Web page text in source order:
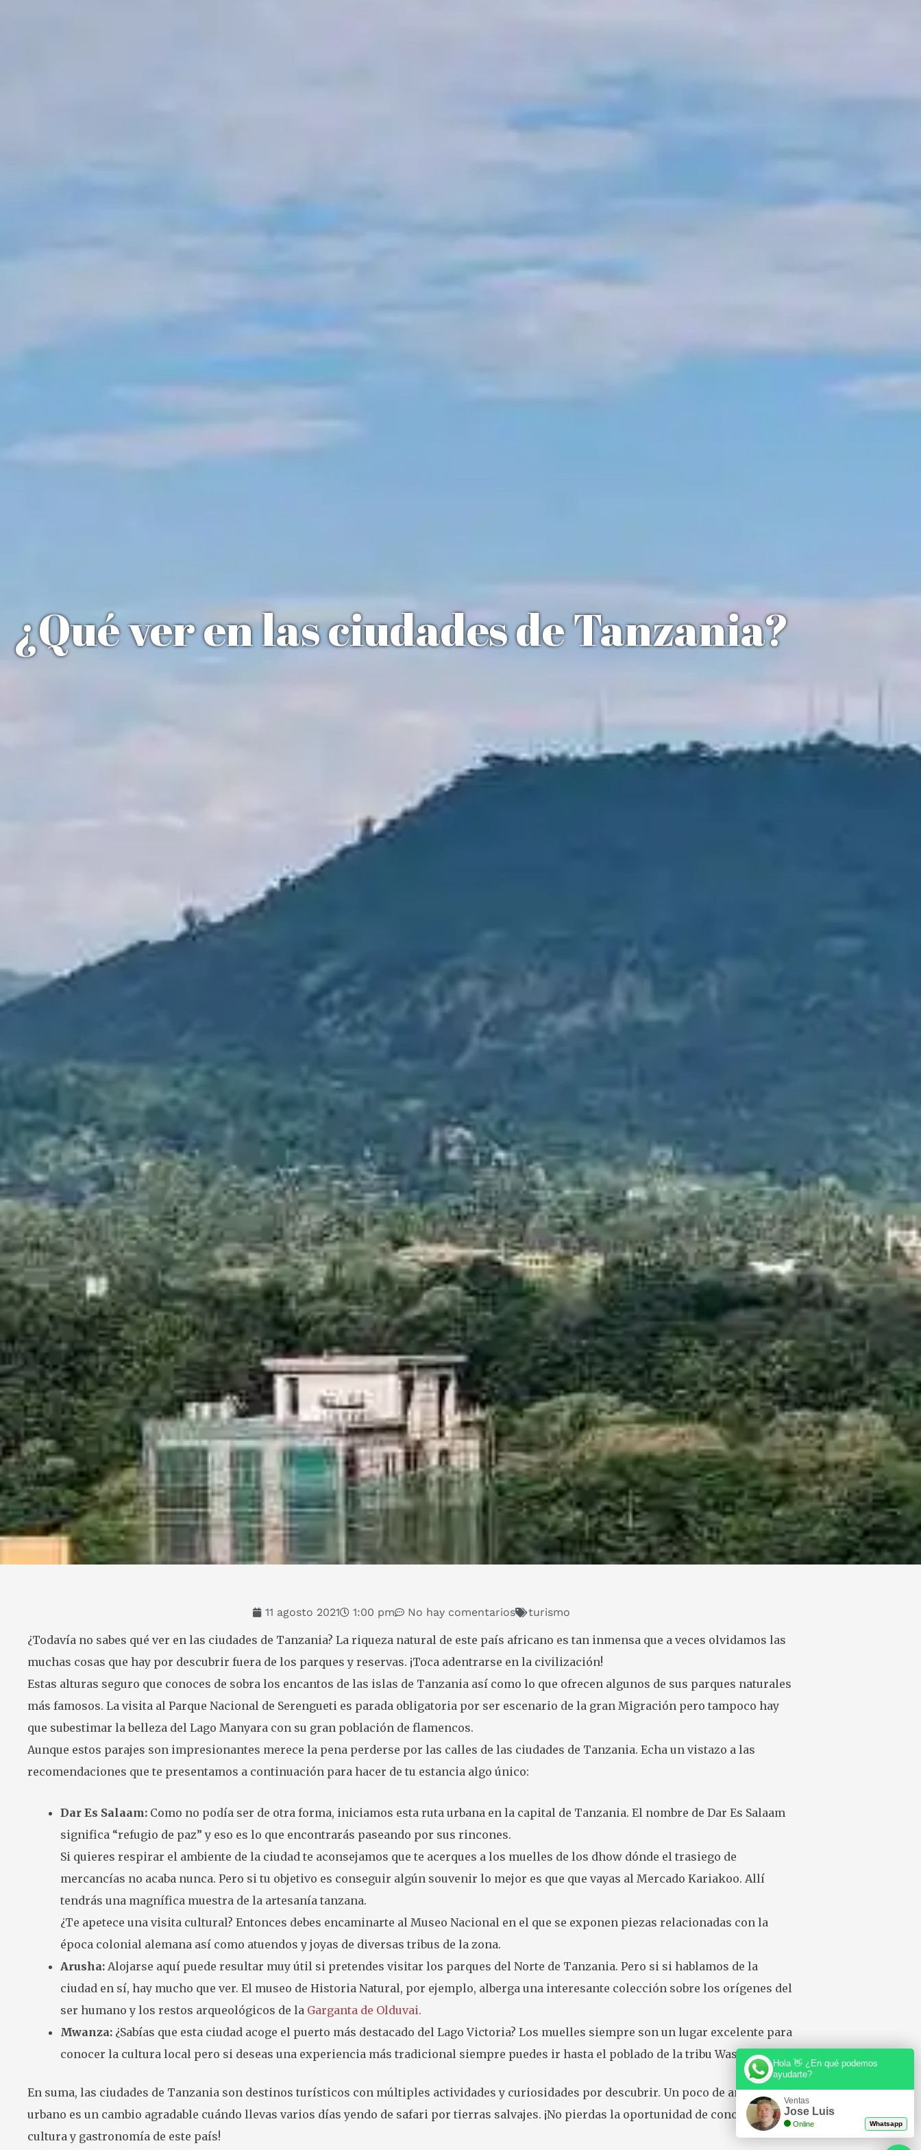
¿Qué ver en las ciudades de Tanzania?
11 agosto 2021 1:00 pm No hay comentarios turismo
¿Todavía no sabes qué ver en las ciudades de Tanzania? La riqueza natural de este país africano es tan inmensa que a veces olvidamos las
muchas cosas que hay por descubrir fuera de los parques y reservas. ¡Toca adentrarse en la civilización!
Estas alturas seguro que conoces de sobra los encantos de las islas de Tanzania así como lo que ofrecen algunos de sus parques naturales
más famosos. La visita al Parque Nacional de Serengueti es parada obligatoria por ser escenario de la gran Migración pero tampoco hay
que subestimar la belleza del Lago Manyara con su gran población de flamencos.
Aunque estos parajes son impresionantes merece la pena perderse por las calles de las ciudades de Tanzania. Echa un vistazo a las
recomendaciones que te presentamos a continuación para hacer de tu estancia algo único:
Dar Es Salaam: Como no podía ser de otra forma, iniciamos esta ruta urbana en la capital de Tanzania. El nombre de Dar Es Salaam
significa “refugio de paz” y eso es lo que encontrarás paseando por sus rincones.
Si quieres respirar el ambiente de la ciudad te aconsejamos que te acerques a los muelles de los dhow dónde el trasiego de
mercancías no acaba nunca. Pero si tu objetivo es conseguir algún souvenir lo mejor es que que vayas al Mercado Kariakoo. Allí
tendrás una magnífica muestra de la artesanía tanzana.
¿Te apetece una visita cultural? Entonces debes encaminarte al Museo Nacional en el que se exponen piezas relacionadas con la
época colonial alemana así como atuendos y joyas de diversas tribus de la zona.
Arusha: Alojarse aquí puede resultar muy útil si pretendes visitar los parques del Norte de Tanzania. Pero si si hablamos de la
ciudad en sí, hay mucho que ver. El museo de Historia Natural, por ejemplo, alberga una interesante colección sobre los orígenes del
ser humano y los restos arqueológicos de la Garganta de Olduvai.
Mwanza: ¿Sabías que esta ciudad acoge el puerto más destacado del Lago Victoria? Los muelles siempre son un lugar excelente para
conocer la cultura local pero si deseas una experiencia más tradicional siempre puedes ir hasta el poblado de la tribu Wasukuma.
En suma, las ciudades de Tanzania son destinos turísticos con múltiples actividades y curiosidades por descubrir. Un poco de ambiente
urbano es un cambio agradable cuándo llevas varios días yendo de safari por tierras salvajes. ¡No pierdas la oportunidad de conocer la
cultura y gastronomía de este país!
Hola 👋 ¿En qué podemos
ayudarte?
Ventas
Jose Luis
Online Whatsapp